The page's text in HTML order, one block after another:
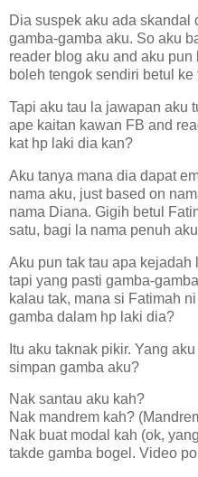
Dia suspek aku ada
gamba-gamba aku. So aku
reader blog aku and aku
boleh tengok sendiri betul ke
Tapi aku tau la jawapan aku
ape kaitan kawan FB and
kat hp laki dia kan?
Aku tanya mana dia dapat
nama aku, just based on
nama Diana. Gigih betul
satu, bagi la nama penuh
Aku pun tak tau apa
tapi yang pasti gamba-
kalau tak, mana si Fatimah
gamba dalam hp laki dia?
Itu aku taknak pikir. Yang
simpan gamba aku?
Nak santau aku kah?
Nak mandrem kah?
Nak buat modal kah (ok,
takde gamba bogel. Video